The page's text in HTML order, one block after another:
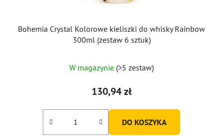
Bohemia Crystal Kolorowe kieliszki do whisky Rainbow
300ml (zestaw 6 sztuk)
W magazynie (>5 zestaw)
130,94 zł
DO KOSZYKA